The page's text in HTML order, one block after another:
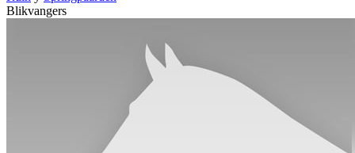
Blikvangers